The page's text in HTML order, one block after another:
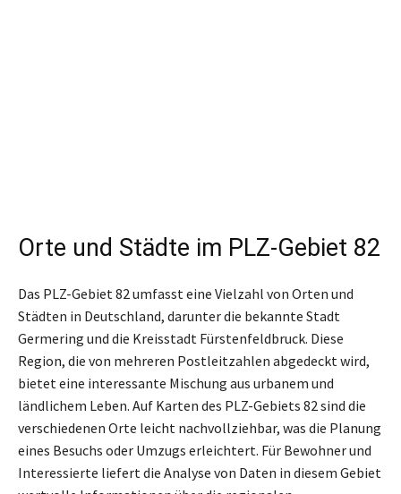
Orte und Städte im PLZ-Gebiet 82
Das PLZ-Gebiet 82 umfasst eine Vielzahl von Orten und
Städten in Deutschland, darunter die bekannte Stadt
Germering und die Kreisstadt Fürstenfeldbruck. Diese
Region, die von mehreren Postleitzahlen abgedeckt wird,
bietet eine interessante Mischung aus urbanem und
ländlichem Leben. Auf Karten des PLZ-Gebiets 82 sind die
verschiedenen Orte leicht nachvollziehbar, was die Planung
eines Besuchs oder Umzugs erleichtert. Für Bewohner und
Interessierte liefert die Analyse von Daten in diesem Gebiet